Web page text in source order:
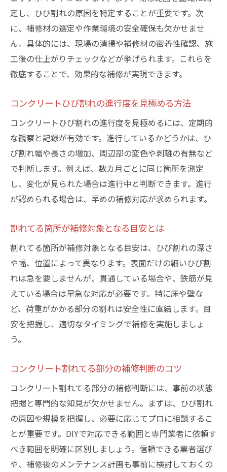
割れてるコンクリートを放置するリスクと
は
資産価値を守るためのコンクリート早期補
修法
コンクリート割れてる問題を長期的に予防
定し、ひび割れの原因を特定することが重要です。次
に、補修材の選定や作業環境の安全確保も欠かせませ
ん。具体的には、現場の清掃や補修材の密着性確認、施
工後の仕上がりチェックなどが挙げられます。これらを
徹底することで、効果的な補修が実現できます。
コンクリートひび割れの進行度を見極める方法
コンクリートひび割れの進行度を見極めるには、定期的
な観察と記録が有効です。進行しているかどうかは、ひ
び割れ幅や長さの増加、周辺部の変色や剥離の有無など
で判断します。例えば、数カ月ごとに同じ箇所を測定
し、変化が見られた場合は進行中と判断できます。進行
が認められる場合は、早めの補修対応が求められます。
割れてる箇所が補修対象となる目安とは
割れてる箇所が補修対象となる目安は、ひび割れの深さ
や幅、位置によって異なります。表面だけの細いひび割
れは急を要しませんが、貫通している場合や、鉄筋が見
えている場合は早急な対応が必要です。特に床や壁な
ど、荷重がかかる部分の割れは安全性に直結します。目
安を把握し、適切なタイミングで補修を実施しましょ
う。
コンクリート割れてる部分の補修判断のコツ
コンクリート割れてる部分の補修判断には、事前の状態
把握と専門的な知見が欠かせません。まずは、ひび割れ
の原因や規模を把握し、必要に応じてプロに相談するこ
とが重要です。DIYで対応できる範囲と専門業者に依頼す
べき範囲を明確に区別しましょう。信頼できる業者選び
や、補修後のメンテナンス計画も事前に検討しておくの